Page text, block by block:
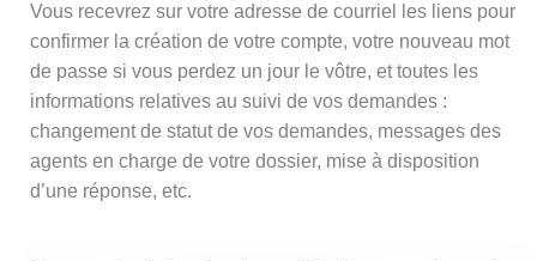
Vous recevrez sur votre adresse de courriel les liens pour
confirmer la création de votre compte, votre nouveau mot
de passe si vous perdez un jour le vôtre, et toutes les
informations relatives au suivi de vos demandes :
changement de statut de vos demandes, messages des
agents en charge de votre dossier, mise à disposition
d’une réponse, etc.